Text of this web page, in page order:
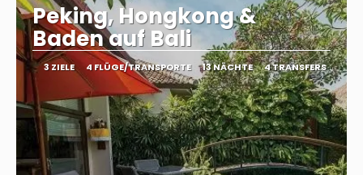
Peking, Hongkong &
Baden auf Bali
3 ZIELE 4 FLÜGE/TRANSPORTE 13 NÄCHTE 4 TRANSFERS